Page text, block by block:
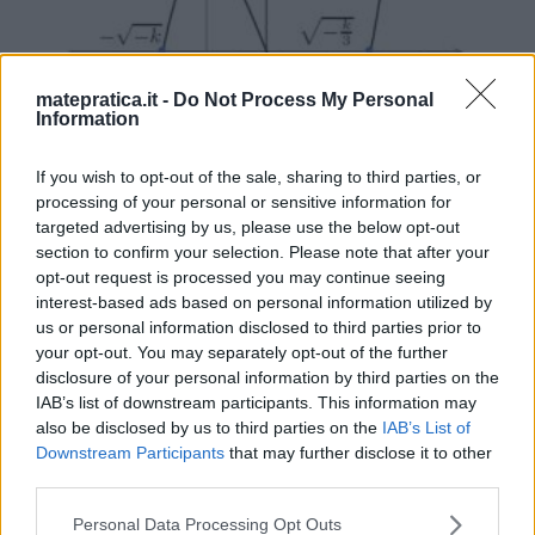
matepratica.it - Do Not Process My Personal
Information
If you wish to opt-out of the sale, sharing to third parties, or
processing of your personal or sensitive information for
targeted advertising by us, please use the below opt-out
section to confirm your selection. Please note that after your
opt-out request is processed you may continue seeing
interest-based ads based on personal information utilized by
us or personal information disclosed to third parties prior to
your opt-out. You may separately opt-out of the further
disclosure of your personal information by third parties on the
IAB’s list of downstream participants. This information may
also be disclosed by us to third parties on the IAB’s List of
Downstream Participants that may further disclose it to other
Please note that this website/app uses one or more Google
Personal Data Processing Opt Outs
2. Dai grafici qui sotto si vede come ci sia un unico
punto di incontro si ascissa compresa tra 0 e 1. La
dimostrazione di quanto appena detto si ha
studiando la funzione h(x): \[
h\left(x\right)=g\left(x\right)-\left(1-
x\right)=x^{3}+x-1 \] Dato che nei due punti x=0 e x=1